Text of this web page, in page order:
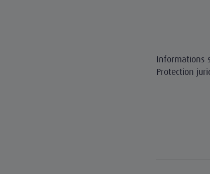
Informations
Protection